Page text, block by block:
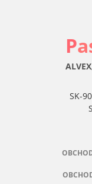
P
SK-